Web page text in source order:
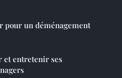
pour un déménagement
et entretenir ses